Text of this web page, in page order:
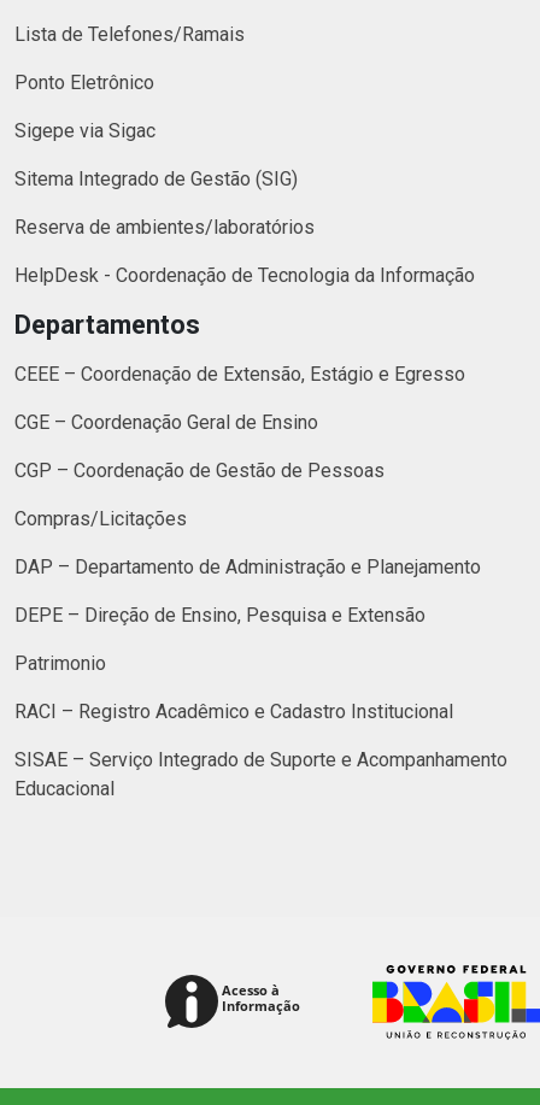
Lista de Telefones/Ramais
Ponto Eletrônico
Sigepe via Sigac
Sitema Integrado de Gestão (SIG)
Reserva de ambientes/laboratórios
HelpDesk - Coordenação de Tecnologia da Informação
Departamentos
CEEE – Coordenação de Extensão, Estágio e Egresso
CGE – Coordenação Geral de Ensino
CGP – Coordenação de Gestão de Pessoas
Compras/Licitações
DAP – Departamento de Administração e Planejamento
DEPE – Direção de Ensino, Pesquisa e Extensão
Patrimonio
RACI – Registro Acadêmico e Cadastro Institucional
SISAE – Serviço Integrado de Suporte e Acompanhamento
Educacional